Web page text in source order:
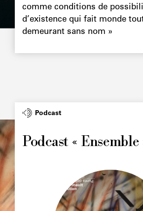
comme conditions de
d’existence qui fait monde
demeurant sans nom »
TypePodcast
Podcast « Ensemble
principale
Image